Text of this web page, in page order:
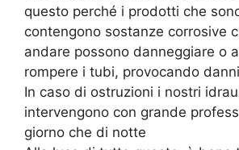
questo perché i prodotti che
contengono sostanze corrosive
andare possono danneggiare o
rompere i tubi, provocando
In caso di ostruzioni i nostri
intervengono con grande
giorno che di notte